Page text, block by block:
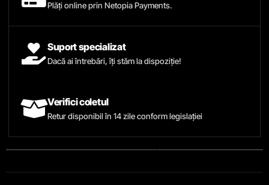
Plăți online prin Netopia Payments.
Suport specializat
Dacă ai întrebări, îți stăm la dispoziție!
Verifici coletul
Retur disponibil în 14 zile conform legislației